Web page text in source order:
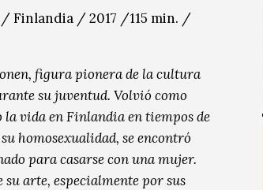
/ Finlandia / 2017 /115 min. /
figura pionera de la cultura
su juventud. Volvió como
vida en Finlandia en tiempos de
homosexualidad, se encontró
para casarse con una mujer.
arte, especialmente por sus